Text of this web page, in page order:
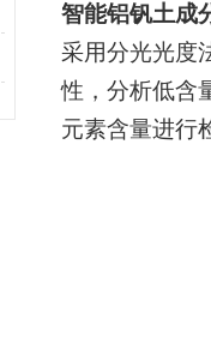
智能铝钒土成
采用分光光度
性，分析低含
元素含量进行